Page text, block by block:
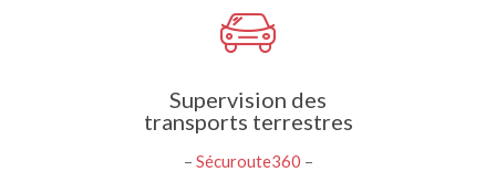
Supervision des
transports terrestres
– Sécuroute360 –